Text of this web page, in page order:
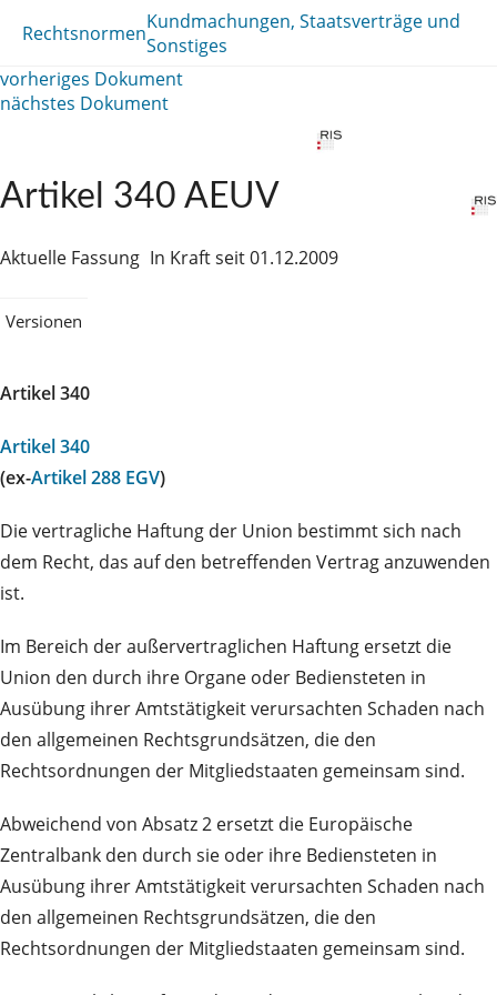
RechtsnormenKundmachungen, Staatsverträge und
Sonstiges
vorheriges Dokument
nächstes Dokument
Artikel 340 AEUV
Aktuelle Fassung In Kraft seit 01.12.2009
Versionen
Artikel 340
Artikel 340
(ex-Artikel 288 EGV)
Die vertragliche Haftung der Union bestimmt sich nach
dem Recht, das auf den betreffenden Vertrag anzuwenden
ist.
Im Bereich der außervertraglichen Haftung ersetzt die
Union den durch ihre Organe oder Bediensteten in
Ausübung ihrer Amtstätigkeit verursachten Schaden nach
den allgemeinen Rechtsgrundsätzen, die den
Rechtsordnungen der Mitgliedstaaten gemeinsam sind.
Abweichend von Absatz 2 ersetzt die Europäische
Zentralbank den durch sie oder ihre Bediensteten in
Ausübung ihrer Amtstätigkeit verursachten Schaden nach
den allgemeinen Rechtsgrundsätzen, die den
Rechtsordnungen der Mitgliedstaaten gemeinsam sind.